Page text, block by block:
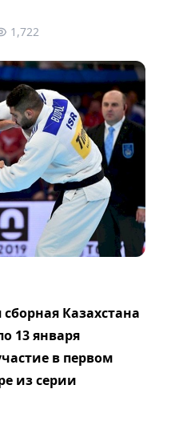
1,722
Казахстана
13 января
в первом
из серии